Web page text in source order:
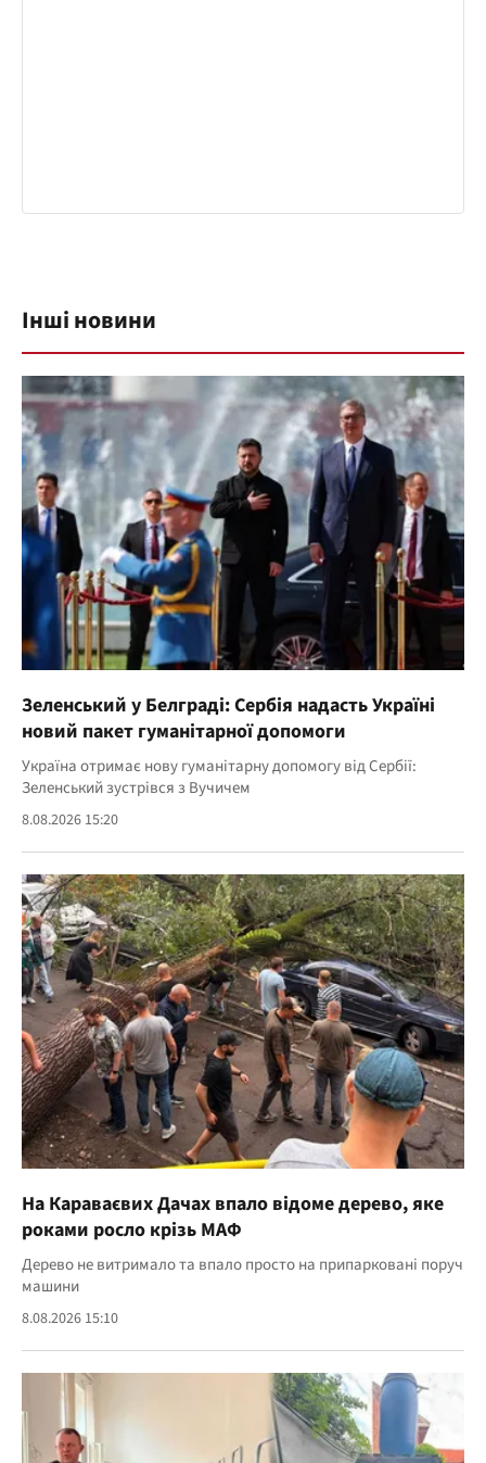
Інші новини
Зеленський у Белграді: Сербія надасть Україні
новий пакет гуманітарної допомоги
Україна отримає нову гуманітарну допомогу від Сербії:
Зеленський зустрівся з Вучичем
8.08.2026 15:20
На Караваєвих Дачах впало відоме дерево, яке
роками росло крізь МАФ
Дерево не витримало та впало просто на припарковані поруч
машини
8.08.2026 15:10